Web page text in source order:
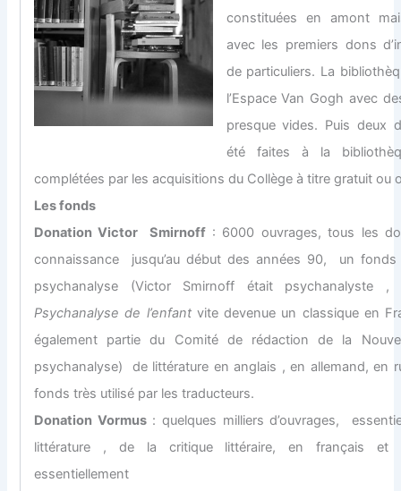
constituées en amont
avec les premiers dons
de particuliers. La
l’Espace Van Gogh avec
presque vides. Puis deux
été faites à la
complétées par les acquisitions du Collège à titre gratuit ou
Les fonds
Donation Victor Smirnoff : 6000 ouvrages, tous les
connaissance jusqu’au début des années 90, un
psychanalyse (Victor Smirnoff était psychanalyste ,
Psychanalyse de l’enfant vite devenue un classique en
également partie du Comité de rédaction de la
psychanalyse) de littérature en anglais , en allemand, en
fonds très utilisé par les traducteurs.
Donation Vormus : quelques milliers d’ouvrages,
littérature , de la critique littéraire, en français et
essentiellement